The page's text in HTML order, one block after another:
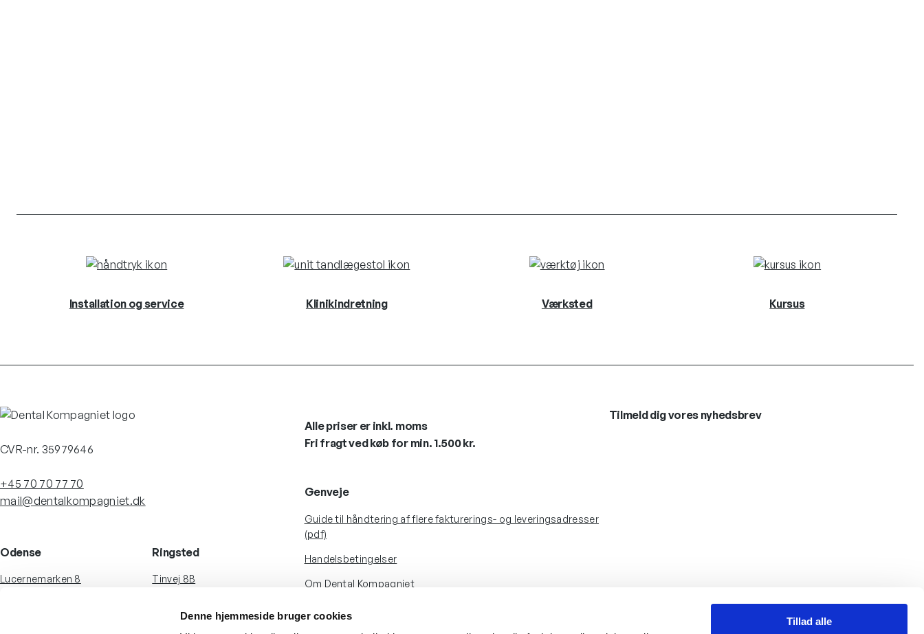
Denne hjemmeside bruger cookies
Tillad alle
Installation og service Klinikindretning Værksted Kursus
CVR-nr. 35979646
+45 70 70 77 70
mail@dentalkompagniet.dk
Odense
Lucernemarken 8
Ringsted
Tinvej 8B
Alle priser er inkl. moms
Fri fragt ved køb for min. 1.500 kr.
Genveje
Guide til håndtering af flere fakturerings- og leveringsadresser
(pdf)
Handelsbetingelser
Om Dental Kompagniet
Tilmeld dig vores nyhedsbrev